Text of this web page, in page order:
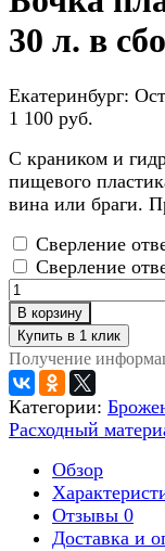
30 л. в
Екатеринбург:
1 100 руб.
С краником и
пищевого
вина или браги.
Сверление
Сверление
В корзину
Получение
Категории:
Расходный
Обзор
Отзывы 0
Доставка и